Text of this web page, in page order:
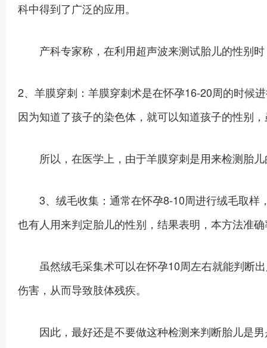
科中得到了广泛的应用。
产科专家称，在利用超声波来测试胎儿的性别时
2、羊膜穿刺：羊膜穿刺术是在怀孕16-20周的时候
因为知道了孩子的染色体，就可以知道孩子的性别
所以，在医学上，由于羊膜穿刺是用来检测胎儿
3、绒毛收集：通常在怀孕8-10周进行绒毛取样
也有人用来判定胎儿的性别，结果表明，本方法准
虽然绒毛采集术可以在怀孕10周左右就能判断出
伤害，从而导致肢体残疾。
因此，最好还是不要做这种检测来判断胎儿是男